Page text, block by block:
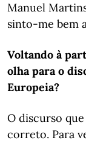
Manuel
sinto-me bem
Voltando à
olha para o
Europeia?
O discurso
correto. Para